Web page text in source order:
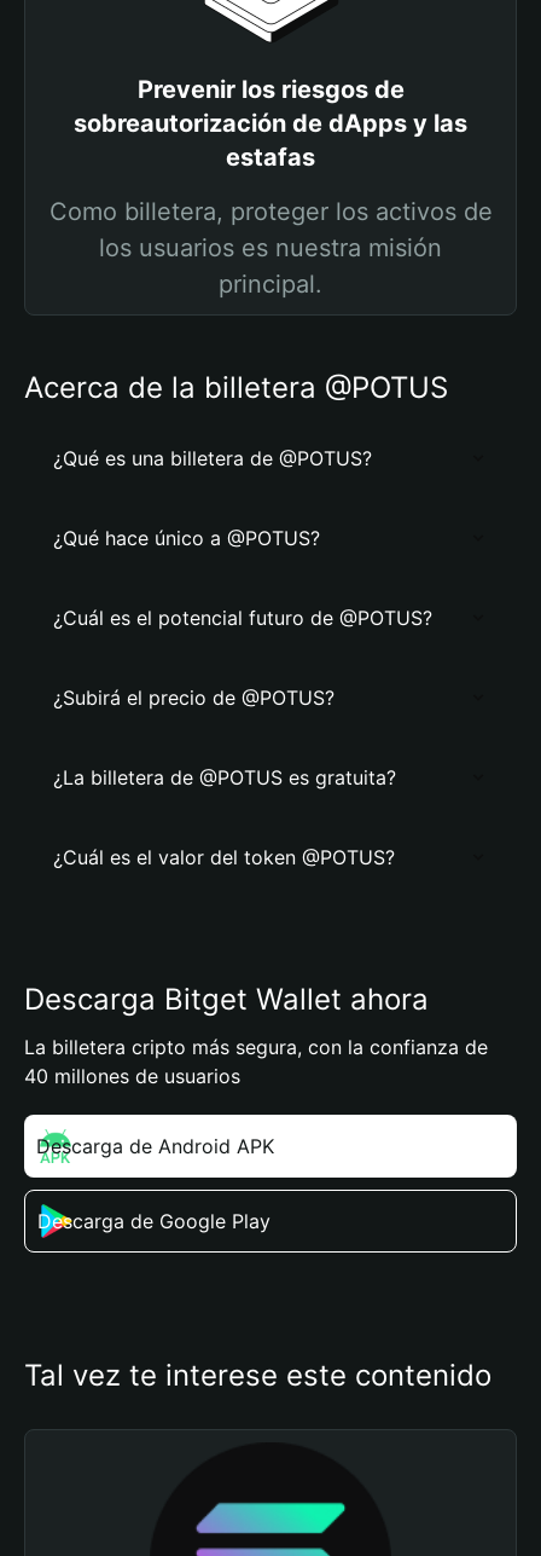
Prevenir los riesgos de
sobreautorización de dApps y las
estafas
Como billetera, proteger los activos de
los usuarios es nuestra misión
principal.
Acerca de la billetera @POTUS
¿Qué es una billetera de @POTUS?
¿Qué hace único a @POTUS?
¿Cuál es el potencial futuro de @POTUS?
¿Subirá el precio de @POTUS?
¿La billetera de @POTUS es gratuita?
¿Cuál es el valor del token @POTUS?
Descarga Bitget Wallet ahora
La billetera cripto más segura, con la confianza de
40 millones de usuarios
Descarga de Android APK
Descarga de Google Play
Tal vez te interese este contenido